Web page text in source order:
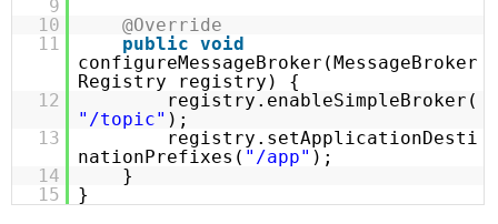
9
10
@Override
11
public void
configureMessageBroker(MessageBroker
Registry registry) {
12
registry.enableSimpleBroker(
"/topic" );
13
registry.setApplicationDesti
nationPrefixes( "/app" );
14
}
15
}